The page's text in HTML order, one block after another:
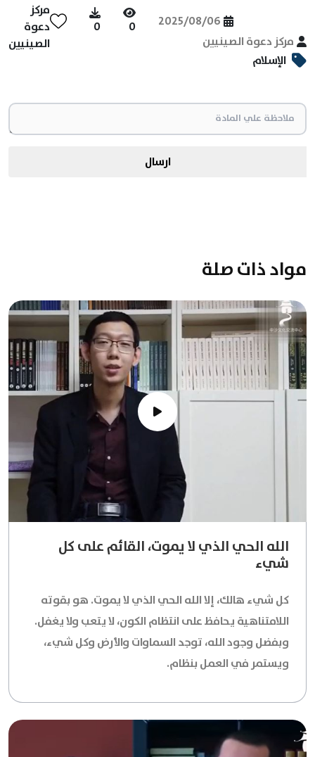
مركز دعوة الصينيين
2025/08/06
0
0
مركز
دعوة
الصينيين
الإسلام
ارسال
مواد ذات صلة
الله الحي الذي لا يموت، القائم على كل
شيء
كل شيء هالك، إلا الله الحي الذي لا يموت. هو بقوته
اللامتناهية يحافظ على انتظام الكون، لا يتعب ولا يغفل.
وبفضل وجود الله، توجد السماوات والأرض وكل شيء،
ويستمر في العمل بنظام.